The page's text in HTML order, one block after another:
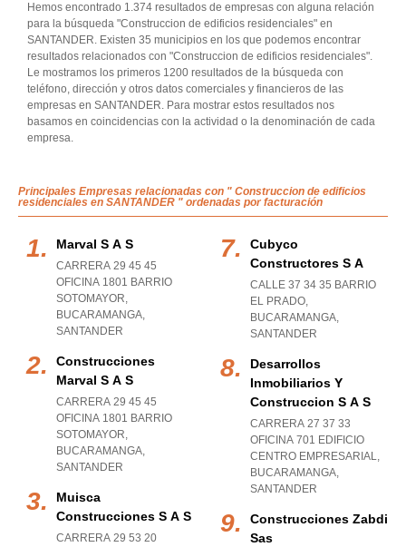
Hemos encontrado 1.374 resultados de empresas con alguna relación
para la búsqueda "Construccion de edificios residenciales" en
SANTANDER. Existen 35 municipios en los que podemos encontrar
resultados relacionados con "Construccion de edificios residenciales".
Le mostramos los primeros 1200 resultados de la búsqueda con
teléfono, dirección y otros datos comerciales y financieros de las
empresas en SANTANDER. Para mostrar estos resultados nos
basamos en coincidencias con la actividad o la denominación de cada
empresa.
Principales Empresas relacionadas con " Construccion de edificios
residenciales en SANTANDER " ordenadas por facturación
Marval S A S
CARRERA 29 45 45
OFICINA 1801 BARRIO
SOTOMAYOR,
BUCARAMANGA,
SANTANDER
Construcciones
Marval S A S
CARRERA 29 45 45
OFICINA 1801 BARRIO
SOTOMAYOR,
BUCARAMANGA,
SANTANDER
Muisca
Construcciones S A S
CARRERA 29 53 20
Cubyco
Constructores S A
CALLE 37 34 35 BARRIO
EL PRADO,
BUCARAMANGA,
SANTANDER
Desarrollos
Inmobiliarios Y
Construccion S A S
CARRERA 27 37 33
OFICINA 701 EDIFICIO
CENTRO EMPRESARIAL,
BUCARAMANGA,
SANTANDER
Construcciones Zabdi
Sas